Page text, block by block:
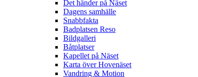
Det händer på Näset
Dagens samhälle
Snabbfakta
Badplatsen Reso
Bildgalleri
Båtplatser
Kapellet på Näset
Karta över Hovenäset
Vandring & Motion